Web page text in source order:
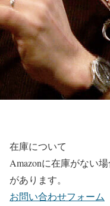
在庫について
Amazonに在庫がない
があります。
お問い合わせフォーム